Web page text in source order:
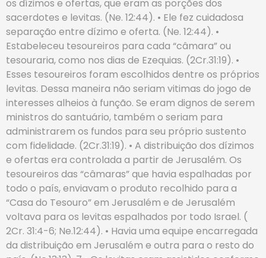
os dízimos e ofertas, que eram as porções dos
sacerdotes e levitas. (Ne. 12:44). • Ele fez cuidadosa
separação entre dízimo e oferta. (Ne. 12:44). •
Estabeleceu tesoureiros para cada “câmara” ou
tesouraria, como nos dias de Ezequias. (2Cr.31:19). •
Esses tesoureiros foram escolhidos dentre os próprios
levitas. Dessa maneira não seriam vitimas do jogo de
interesses alheios à função. Se eram dignos de serem
ministros do santuário, também o seriam para
administrarem os fundos para seu próprio sustento
com fidelidade. (2Cr.31:19). • A distribuição dos dízimos
e ofertas era controlada a partir de Jerusalém. Os
tesoureiros das “câmaras” que havia espalhadas por
todo o país, enviavam o produto recolhido para a
“Casa do Tesouro” em Jerusalém e de Jerusalém
voltava para os levitas espalhados por todo Israel. (
2Cr. 31:4-6; Ne.12:44). • Havia uma equipe encarregada
da distribuição em Jerusalém e outra para o resto do